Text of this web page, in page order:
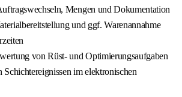
Mengen und Dokumentation
und ggf. Warenannahme
von Rüst- und Optimierungsaufgaben
im elektronischen